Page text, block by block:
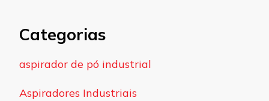
Categorias
aspirador de pó industrial
Aspiradores Industriais